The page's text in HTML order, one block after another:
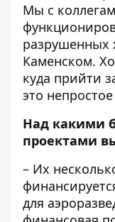
Мы с
разрушенных
Каменском.
куда прийти
это
Над какими
проектами
– Их
для